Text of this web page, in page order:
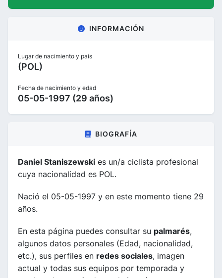
INFORMACIÓN
Lugar de nacimiento y país
(POL)
Fecha de nacimiento y edad
05-05-1997 (29 años)
BIOGRAFÍA
Daniel Staniszewski es un/a ciclista profesional
cuya nacionalidad es POL.
Nació el 05-05-1997 y en este momento tiene 29
años.
En esta página puedes consultar su palmarés,
algunos datos personales (Edad, nacionalidad,
etc.), sus perfiles en redes sociales, imagen
actual y todas sus equipos por temporada y